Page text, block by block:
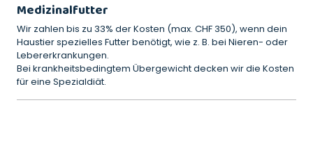
Medizinalfutter
Wir zahlen bis zu 33% der Kosten (max. CHF 350), wenn dein
Haustier spezielles Futter benötigt, wie z. B. bei Nieren- oder
Lebererkrankungen.
Bei krankheitsbedingtem Übergewicht decken wir die Kosten
für eine Spezialdiät.